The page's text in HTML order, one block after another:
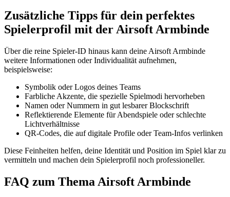
Zusätzliche Tipps für dein perfektes
Spielerprofil mit der Airsoft Armbinde
Über die reine Spieler-ID hinaus kann deine Airsoft Armbinde
weitere Informationen oder Individualität aufnehmen,
beispielsweise:
Symbolik oder Logos deines Teams
Farbliche Akzente, die spezielle Spielmodi hervorheben
Namen oder Nummern in gut lesbarer Blockschrift
Reflektierende Elemente für Abendspiele oder schlechte
Lichtverhältnisse
QR-Codes, die auf digitale Profile oder Team-Infos verlinken
Diese Feinheiten helfen, deine Identität und Position im Spiel klar zu
vermitteln und machen dein Spielerprofil noch professioneller.
FAQ zum Thema Airsoft Armbinde